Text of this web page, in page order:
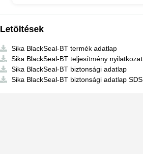
Letöltések
Sika BlackSeal-BT termék adatlap
Sika BlackSeal-BT teljesítmény nyilatkozat
Sika BlackSeal-BT biztonsági adatlap
Sika BlackSeal-BT biztonsági adatlap SDS